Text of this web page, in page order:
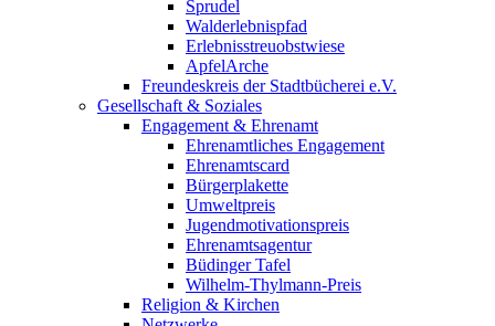
Sprudel
Walderlebnispfad
Erlebnisstreuobstwiese
ApfelArche
Freundeskreis der Stadtbücherei e.V.
Gesellschaft & Soziales
Engagement & Ehrenamt
Ehrenamtliches Engagement
Ehrenamtscard
Bürgerplakette
Umweltpreis
Jugendmotivationspreis
Ehrenamtsagentur
Büdinger Tafel
Wilhelm-Thylmann-Preis
Religion & Kirchen